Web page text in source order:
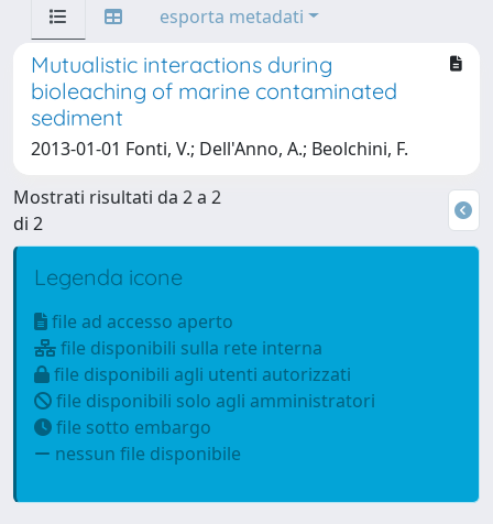
esporta metadati
Mutualistic interactions during
bioleaching of marine contaminated
sediment
2013-01-01 Fonti, V.; Dell'Anno, A.; Beolchini, F.
Mostrati risultati da 2 a 2
di 2
Legenda icone
file ad accesso aperto
file disponibili sulla rete interna
file disponibili agli utenti autorizzati
file disponibili solo agli amministratori
file sotto embargo
nessun file disponibile